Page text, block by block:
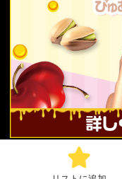
Copyright© 2019-